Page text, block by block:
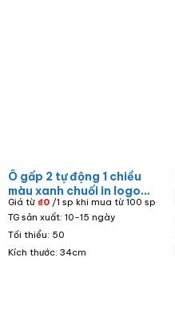
Ô gấp 2 tự động 1 chiều
màu xanh chuối in logo
SEV OD-07
Giá từ ₫0/1 sp khi mua từ 100 sp
TG sản xuất: 10-15 ngày
Tối thiểu: 50
Kích thước: 34cm